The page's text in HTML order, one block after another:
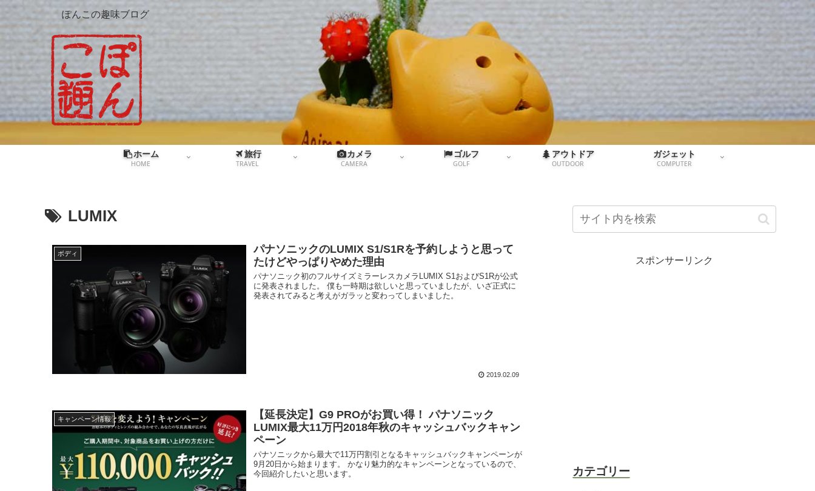
ぽんこの趣味ブログ
ホーム
HOME
旅行
TRAVEL
カメラ
CAMERA
ゴルフ
GOLF
アウトドア
OUTDOOR
ガジェット
COMPUTER
LUMIX
ボディ
パナソニックのLUMIX S1/S1Rを予約しようと思って
たけどやっぱりやめた理由
パナソニック初のフルサイズミラーレスカメラLUMIX S1およびS1Rが公式
に発表されました。 僕も一時期は欲しいと思っていましたが、いざ正式に
発表されてみると考えがガラッと変わってしまいました。
2019.02.09
キャンペーン情報
【延長決定】G9 PROがお買い得！ パナソニック
LUMIX最大11万円2018年秋のキャッシュバックキャン
ペーン
パナソニックから最大で11万円割引となるキャッシュバックキャンペーンが
9月20日から始まります。 かなり魅力的なキャンペーンとなっているので、
今回紹介したいと思います。
スポンサーリンク
カテゴリー